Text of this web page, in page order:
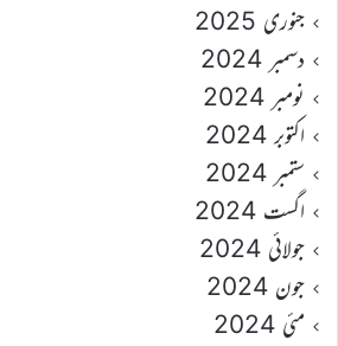
جنوری 2025
دسمبر 2024
نومبر 2024
اکتوبر 2024
ستمبر 2024
اگست 2024
جولائی 2024
جون 2024
مئی 2024